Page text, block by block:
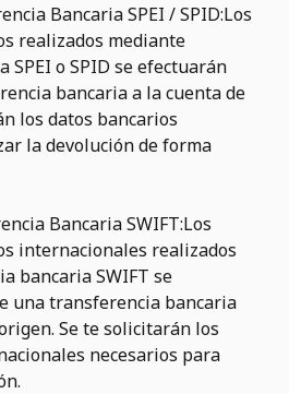
Bancaria SPEI / SPID:Los
realizados mediante
o SPID se efectuarán
bancaria a la cuenta de
los datos bancarios
la devolución de forma
Bancaria SWIFT:Los
internacionales realizados
bancaria SWIFT se
una transferencia bancaria
Se te solicitarán los
necesarios para